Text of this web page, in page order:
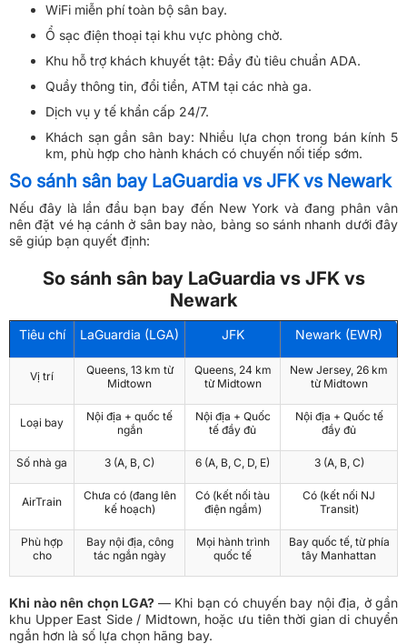
WiFi miễn phí toàn bộ sân bay.
Ổ sạc điện thoại tại khu vực phòng chờ.
Khu hỗ trợ khách khuyết tật: Đầy đủ tiêu chuẩn ADA.
Quầy thông tin, đổi tiền, ATM tại các nhà ga.
Dịch vụ y tế khẩn cấp 24/7.
Khách sạn gần sân bay: Nhiều lựa chọn trong bán kính 5
km, phù hợp cho hành khách có chuyến nối tiếp sớm.
So sánh sân bay LaGuardia vs JFK vs Newark
Nếu đây là lần đầu bạn bay đến New York và đang phân vân
nên đặt vé hạ cánh ở sân bay nào, bảng so sánh nhanh dưới đây
sẽ giúp bạn quyết định:
So sánh sân bay LaGuardia vs JFK vs
Newark
Tiêu chí LaGuardia (LGA) JFK Newark (EWR)
Vị trí
Queens, 13 km từ
Midtown
Queens, 24 km
từ Midtown
New Jersey, 26 km
từ Midtown
Loại bay
Nội địa + quốc tế
ngắn
Nội địa + Quốc
tế đầy đủ
Nội địa + Quốc tế
đầy đủ
Số nhà ga 3 (A, B, C) 6 (A, B, C, D, E) 3 (A, B, C)
AirTrain
Chưa có (đang lên
kế hoạch)
Có (kết nối tàu
điện ngầm)
Có (kết nối NJ
Transit)
Phù hợp
cho
Bay nội địa, công
tác ngắn ngày
Mọi hành trình
quốc tế
Bay quốc tế, từ phía
tây Manhattan
Khi nào nên chọn LGA? — Khi bạn có chuyến bay nội địa, ở gần
khu Upper East Side / Midtown, hoặc ưu tiên thời gian di chuyển
ngắn hơn là số lựa chọn hãng bay.